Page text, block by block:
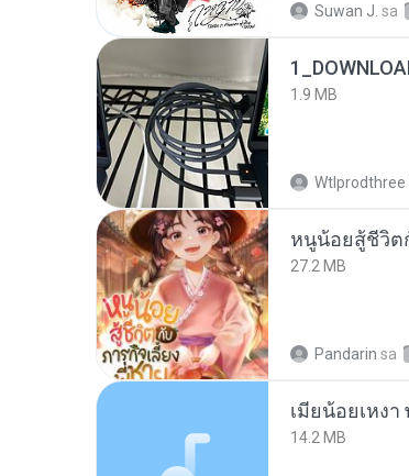
Suwan J. sa
1.9 MB
Wtlprodthree
หนูน้อยสู้ชีวิต
27.2 MB
Pandarin sa
14.2 MB